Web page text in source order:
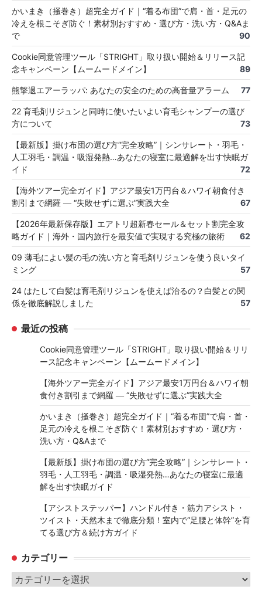
かいまき（掻巻き）超完全ガイド｜“着る布団”で肩・首・足元の
冷えを根こそぎ防ぐ！素材別おすすめ・選び方・洗い方・Q&Aま
で
90
Cookie同意管理ツール「STRIGHT」取り扱い開始＆リリース記
念キャンペーン【ムームードメイン】
89
熊撃退エアーラッパ: あなたの安全のための高音量アラーム 77
22 育毛剤リジュンと同時に使いたいよい育毛シャンプーの選び
方について
73
【最新版】掛け布団の選び方“完全攻略”｜シンサレート・羽毛・
人工羽毛・調温・吸湿発熱…あなたの寝室に最適解を出す快眠ガ
イド
72
【海外ツアー完全ガイド】アジア最安1万円台＆ハワイ朝食付き
割引まで網羅 ― “失敗せずに選ぶ”実践大全
67
【2026年最新保存版】エアトリ超新春セール＆セット割完全攻
略ガイド｜海外・国内旅行を最安値で実現する究極の旅術
62
09 薄毛によい髪の毛の洗い方と育毛剤リジュンを使う良いタイ
ミング
57
24 はたして白髪は育毛剤リジュンを使えば治るの？白髪との関
係を徹底解説しました
57
最近の投稿
Cookie同意管理ツール「STRIGHT」取り扱い開始＆リリ
ース記念キャンペーン【ムームードメイン】
【海外ツアー完全ガイド】アジア最安1万円台＆ハワイ朝
食付き割引まで網羅 ― “失敗せずに選ぶ”実践大全
かいまき（掻巻き）超完全ガイド｜“着る布団”で肩・首・
足元の冷えを根こそぎ防ぐ！素材別おすすめ・選び方・
洗い方・Q&Aまで
【最新版】掛け布団の選び方“完全攻略”｜シンサレート・
羽毛・人工羽毛・調温・吸湿発熱…あなたの寝室に最適
解を出す快眠ガイド
【アシストステッパー】ハンドル付き・筋力アシスト・
ツイスト・天然木まで徹底分類！室内で“足腰と体幹”を育
てる選び方＆続け方ガイド
カテゴリー
カ